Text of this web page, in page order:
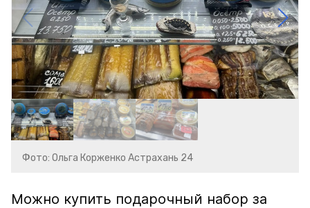
Фото: Ольга Корженко Астрахань 24
Можно купить подарочный набор за